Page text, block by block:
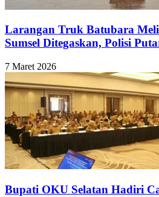
Larangan Truk Batubara
Sumsel Ditegaskan, Polisi
7 Maret 2026
Bupati OKU Selatan Hadiri